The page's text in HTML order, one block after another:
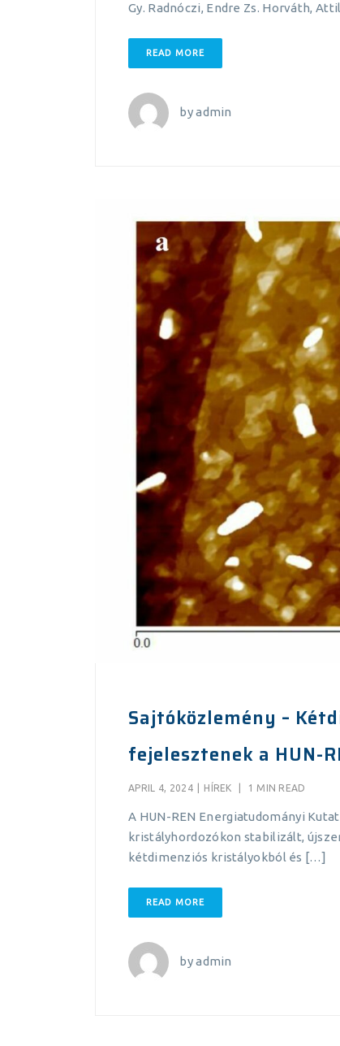
Gy. Radnóczi, Endre Zs. Horváth,
READ MORE
byadmin
Sajtóközlemény –
fejelesztenek a HUN-
APRIL 4, 2024 HÍREK 1 MIN READ
A HUN-REN Energiatudományi
kristályhordozókon stabilizált,
kétdimenziós kristályokból és […]
READ MORE
byadmin